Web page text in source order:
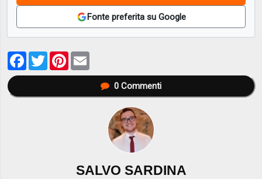
Fonte preferita su Google
Facebook
TwitterPinterest
0Commenti
SALVO SARDINA